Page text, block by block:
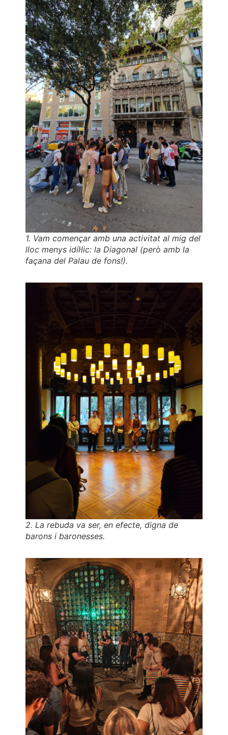
1. Vam començar amb una activitat al mig del
lloc menys idíl·lic: la Diagonal (però amb la
façana del Palau de fons!).
2. La rebuda va ser, en efecte, digna de
barons i baronesses.